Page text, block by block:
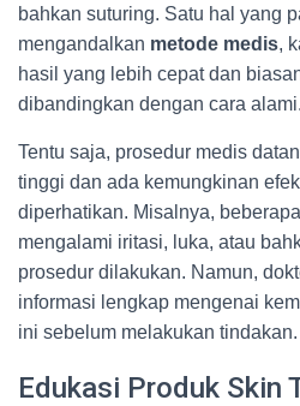
bahkan suturing. Satu hal yang
mengandalkan metode medis,
hasil yang lebih cepat dan
dibandingkan dengan cara alami.
Tentu saja, prosedur medis
tinggi dan ada kemungkinan
diperhatikan. Misalnya,
mengalami iritasi, luka, atau
prosedur dilakukan. Namun,
informasi lengkap mengenai
ini sebelum melakukan tindakan.
Edukasi Produk Skin